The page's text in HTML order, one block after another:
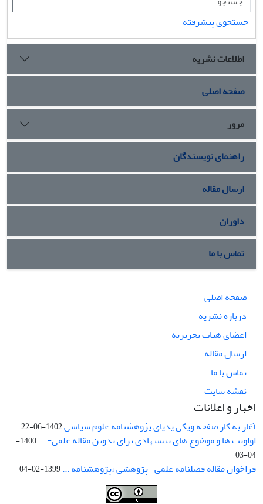
جستجوی پیشرفته
اطلاعات نشریه
صفحه اصلی
مرور
راهنمای نویسندگان
ارسال مقاله
داوران
تماس با ما
صفحه اصلی
درباره نشریه
اعضای هیات تحریریه
ارسال مقاله
تماس با ما
نقشه سایت
اخبار و اعلانات
آغاز به کار صفحه ویکی پدیای پژوهشنامه علوم سیاسی1402-06-22
اولویت ها و موضوع های پیشنهادی برای تدوین مقاله علمی- ...
1400-
04-03
فراخوان مقاله فصلنامه علمی- پژوهشی «پژوهشنامه ...1399-02-04